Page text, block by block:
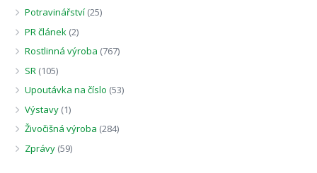
Potravinářství (25)
PR článek (2)
Rostlinná výroba (767)
SR (105)
Upoutávka na číslo (53)
Výstavy (1)
Živočišná výroba (284)
Zprávy (59)